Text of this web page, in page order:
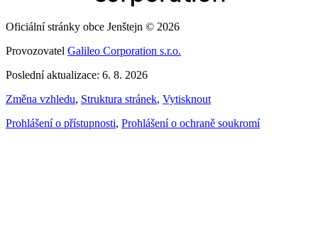
Oficiální stránky obce Jenštejn © 2026
Provozovatel Galileo Corporation s.r.o.
Poslední aktualizace: 6. 8. 2026
Změna vzhledu, Struktura stránek, Vytisknout
Prohlášení o přístupnosti, Prohlášení o ochraně soukromí